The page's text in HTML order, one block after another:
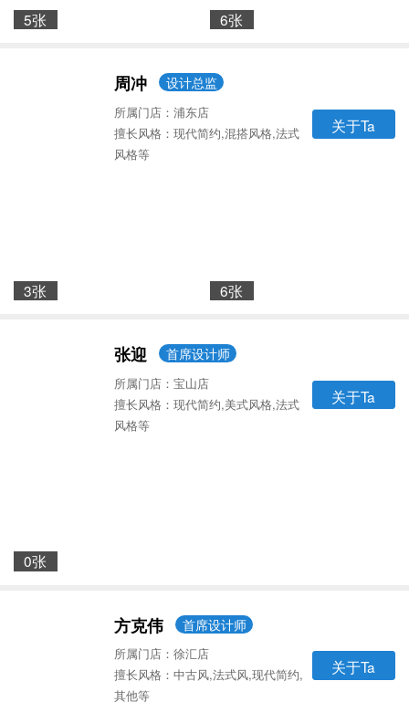
5张 6张
周冲 设计总监
所属门店：浦东店
擅长风格：现代简约,混搭风格,法式
风格等
关于Ta
3张 6张
张迎 首席设计师
所属门店：宝山店
擅长风格：现代简约,美式风格,法式
风格等
关于Ta
0张
方克伟 首席设计师
所属门店：徐汇店
擅长风格：中古风,法式风,现代简约,
其他等
关于Ta